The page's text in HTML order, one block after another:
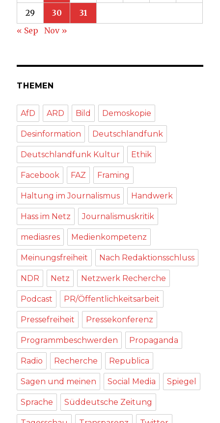
29 30
31
« Sep
Nov »
THEMEN
AfD ARD Bild Demoskopie
Desinformation Deutschlandfunk
Deutschlandfunk Kultur Ethik
Facebook FAZ Framing
Haltung im Journalismus Handwerk
Hass im Netz Journalismuskritik
mediasres Medienkompetenz
Meinungsfreiheit Nach Redaktionsschluss
NDR Netz Netzwerk Recherche
Podcast PR/Öffentlichkeitsarbeit
Pressefreiheit Pressekonferenz
Programmbeschwerden Propaganda
Radio Recherche Republica
Sagen und meinen Social Media Spiegel
Sprache Süddeutsche Zeitung